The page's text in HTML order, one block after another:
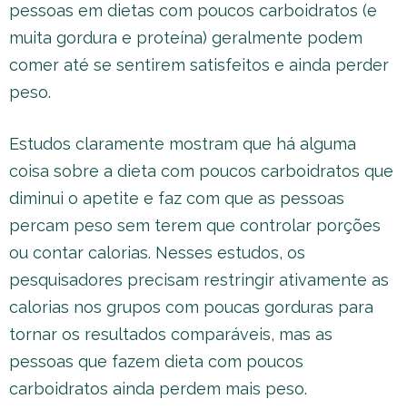
pessoas em dietas com poucos carboidratos (e
muita gordura e proteína) geralmente podem
comer até se sentirem satisfeitos e ainda perder
peso.
Estudos claramente mostram que há alguma
coisa sobre a dieta com poucos carboidratos que
diminui o apetite e faz com que as pessoas
percam peso sem terem que controlar porções
ou contar calorias. Nesses estudos, os
pesquisadores precisam restringir ativamente as
calorias nos grupos com poucas gorduras para
tornar os resultados comparáveis, mas as
pessoas que fazem dieta com poucos
carboidratos ainda perdem mais peso.